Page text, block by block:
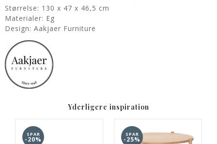
Størrelse: 130 x 47 x 46,5 cm
Materialer: Eg
Design: Aakjaer Furniture
Yderligere inspiration
SPAR
-20%
SPAR
-25%